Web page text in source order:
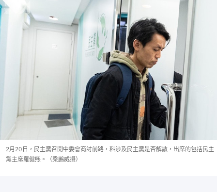
2月20日，民主黨召開中委會商討前路，料涉及民主黨是否解散，出席的包括民主
黨主席羅健熙。（梁鵬威攝）